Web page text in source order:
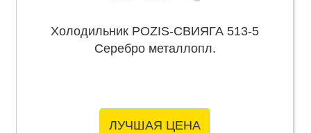
Холодильник POZIS-СВИЯГА 513-5
Серебро металлопл.
ЛУЧШАЯ ЦЕНА